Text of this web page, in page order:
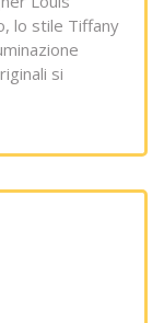
lo stile Tiffany
si